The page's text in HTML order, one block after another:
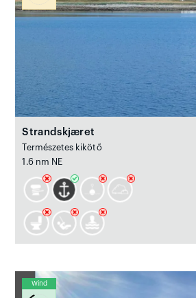
Strandskjæret
Természetes kikötő
1.6 nm NE
Wind